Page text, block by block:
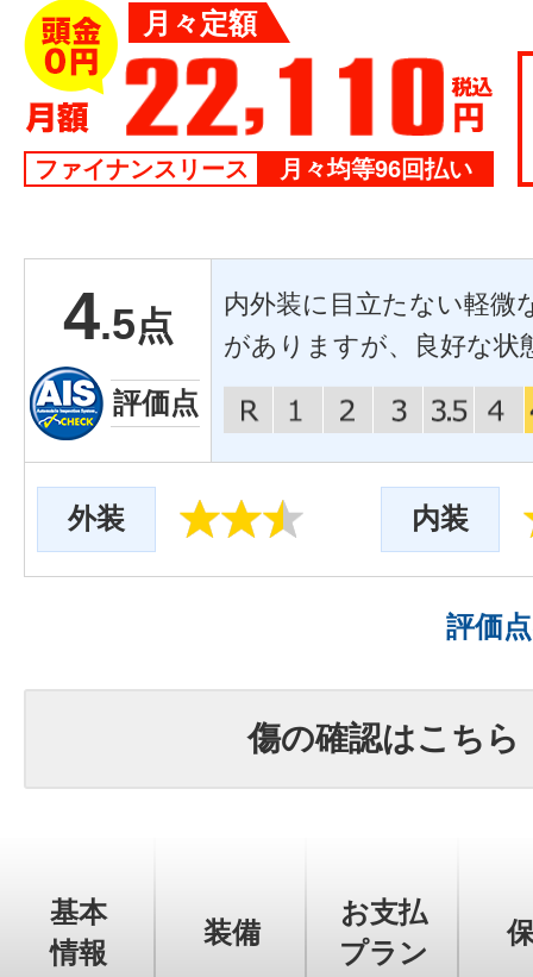
月々定額
ファイナンスリース 月々均等96回払い
4.5点
評価点
内外装に目立たない軽微
がありますが、良好な状
外装 内装
評価
傷の確認はこちら
基本
情報
装備
お支払
プラン